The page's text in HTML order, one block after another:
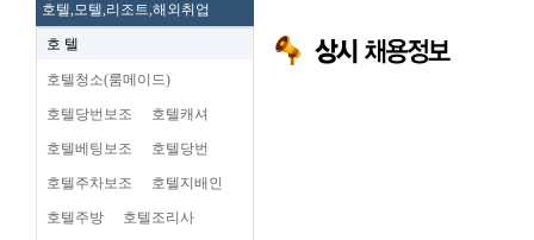
호텔,모텔,리조트,해외취업
호 텔
호텔청소(룸메이드)
호텔당번보조 호텔캐셔
호텔베팅보조 호텔당번
호텔주차보조 호텔지배인
호텔주방 호텔조리사